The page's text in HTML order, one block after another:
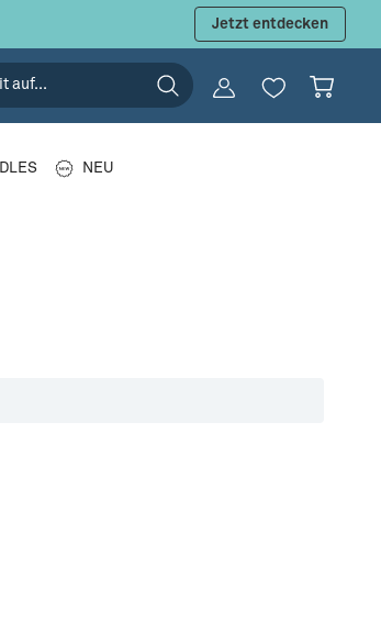
Jetzt entdecken
NEU